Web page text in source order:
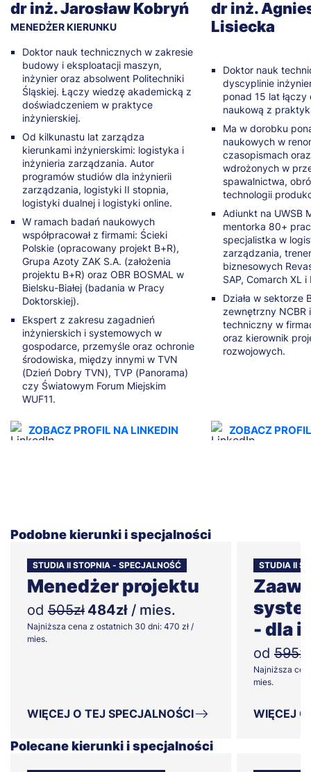
dr inż. Jarosław Kobryń
MENEDŻER KIERUNKU
Doktor nauk technicznych w zakresie
budowy i eksploatacji maszyn,
inżynier oraz absolwent Politechniki
Śląskiej. Łączy wiedzę akademicką z
doświadczeniem w praktyce
inżynierskiej.
Od kilkunastu lat zarządza
kierunkami inżynierskimi: logistyka i
inżynieria zarządzania. Autor
programów studiów dla inżynierii
zarządzania, logistyki II stopnia,
logistyki dualnej i logistyki online.
W ramach badań naukowych
współpracował z firmami: Ścieki
Polskie (opracowany projekt B+R),
Grupa Azoty ZAK S.A. (założenia
projektu B+R) oraz OBR BOSMAL w
Bielsku-Białej (badania w Pracy
Doktorskiej).
Ekspert z zakresu zagadnień
inżynierskich i systemowych w
gospodarce, przemyśle oraz ochronie
środowiska, między innymi w TVN
(Dzień Dobry TVN), TVP (Panorama)
czy Światowym Forum Miejskim
WUF11.
ZOBACZ PROFIL NA LINKEDIN
dr inż.
Lisiecka
Doktor nauk
dyscyplinie
ponad 15 lat łączy
naukową z
Ma w dorobku
naukowych w
czasopismach
wdrożonych w
spawalnictwa,
technologii
Adiunkt na UWSB
mentorka 80+
specjalistka w
zarządzania,
biznesowych
SAP, Comarch XL i
Działa w sektorze
zewnętrzny NCBR
techniczny w
oraz kierownik
rozwojowych.
ZOBACZ
Podobne kierunki i specjalności
STUDIA II STOPNIA - SPECJALNOŚĆ
Menedżer projektu
od 505zł 484zł / mies.
Najniższa cena z ostatnich 30 dni: 470 zł /
mies.
WIĘCEJ O TEJ SPECJALNOŚCI
STUDIA II
- dla
od 595zł
Najniższa
mies.
WIĘCEJ
Polecane kierunki i specjalności